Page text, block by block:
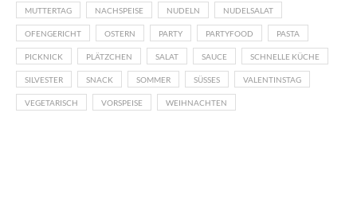
MUTTERTAG NACHSPEISE NUDELN NUDELSALAT
OFENGERICHT OSTERN PARTY PARTYFOOD PASTA
PICKNICK PLÄTZCHEN SALAT SAUCE SCHNELLE KÜCHE
SILVESTER SNACK SOMMER SÜSSES VALENTINSTAG
VEGETARISCH VORSPEISE WEIHNACHTEN